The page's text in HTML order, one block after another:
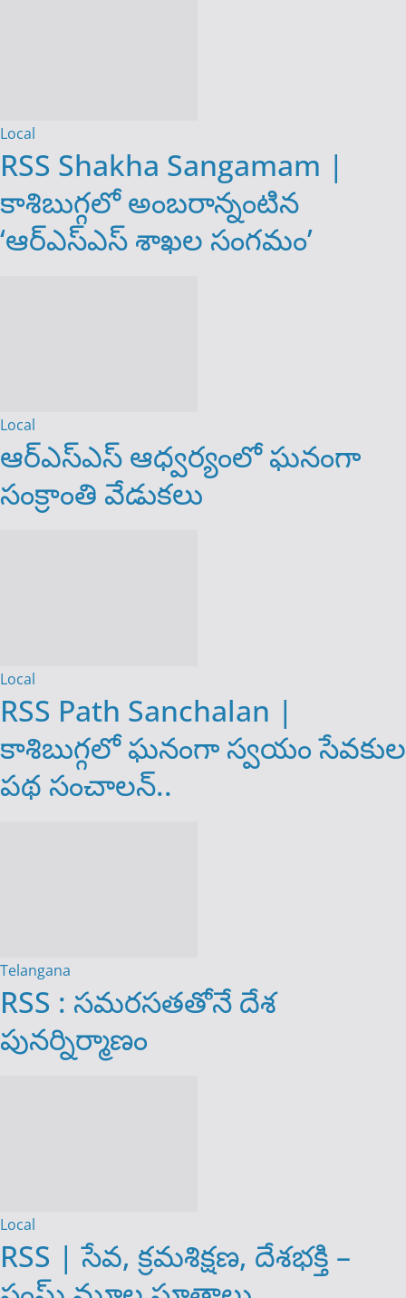
Local
RSS Shakha Sangamam |
కాశిబుగ్గలో అంబరాన్నంటిన
‘ఆర్ఎస్ఎస్ శాఖల సంగమం’
Local
ఆర్​ఎస్ఎస్ ఆధ్వర్యంలో​ ఘనంగా
సంక్రాంతి వేడుకలు
Local
RSS Path Sanchalan |
కాశిబుగ్గ‌లో ఘ‌నంగా స్వయం సేవకుల
పథ సంచాల‌న్‌..
Telangana
RSS : సమరసతతోనే దేశ
పునర్నిర్మాణం
Local
RSS | సేవ, క్రమశిక్షణ, దేశభక్తి –